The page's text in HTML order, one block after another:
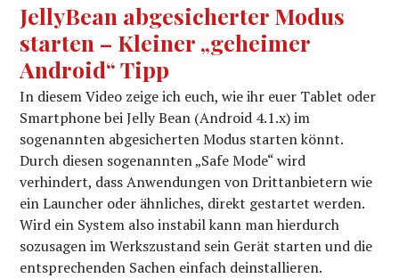
JellyBean abgesicherter Modus
starten – Kleiner „geheimer
Android“ Tipp
In diesem Video zeige ich euch, wie ihr euer Tablet oder
Smartphone bei Jelly Bean (Android 4.1.x) im
sogenannten abgesicherten Modus starten könnt.
Durch diesen sogenannten „Safe Mode“ wird
verhindert, dass Anwendungen von Drittanbietern wie
ein Launcher oder ähnliches, direkt gestartet werden.
Wird ein System also instabil kann man hierdurch
sozusagen im Werkszustand sein Gerät starten und die
entsprechenden Sachen einfach deinstallieren.